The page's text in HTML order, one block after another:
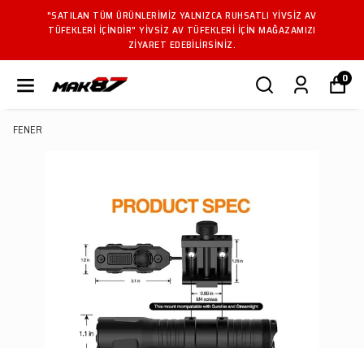
"SATILAN TÜM ÜRÜNLERIMIZ YALNIZCA RUHSATLI YIVSIZ AV
TÜFEKLERI IÇINDIR" YIVSIZ AV TÜFEKLERI IÇIN MAĞAZAMIZI
ZIYARET EDEBILIRSINIZ.
0
FENER